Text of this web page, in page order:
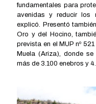
fundamentales para
avenidas y reducir los
explicó. Presentó
Oro y del Hocino,
prevista en el MUP nº
Muela (Ariza), donde se
más de 3.100 enebros y